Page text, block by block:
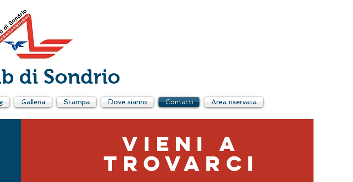
di Sondrio
Galleria Stampa Dove siamo Contatti Area riservata
VIENI A
TROVARCI